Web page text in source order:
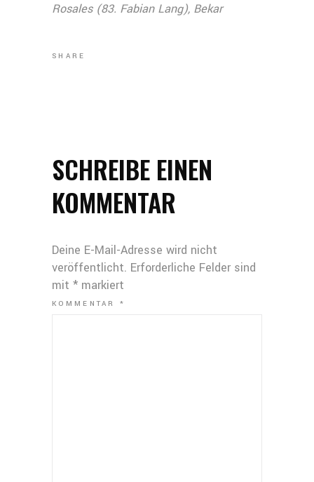
Rosales (83. Fabian Lang), Bekar
SHARE
SCHREIBE EINEN
KOMMENTAR
Deine E-Mail-Adresse wird nicht
veröffentlicht. Erforderliche Felder sind
mit * markiert
KOMMENTAR*